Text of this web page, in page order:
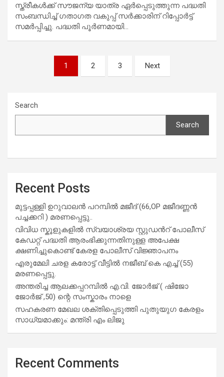
സ്ത്രീകൾക്ക് സൗജന്യ യാത്ര ഏർപ്പെടുത്തുന്ന പദ്ധതി
സംബന്ധിച്ച് ഗതാഗത വകുപ്പ് സർക്കാരിന് റിപ്പോർട്ട്
സമർപ്പിച്ചു. പദ്ധതി പൂർണമായി…
navigation
1 2 3 Next
Search
Search
Recent Posts
മുട്ടപ്പള്ളി ഉറുവാലൻ പറമ്പിൽ മജീദ് (66,OP മജീദണ്ണൻ
പച്ചക്കറി ) മരണപ്പെട്ടു..
വിവിധ സ്കൂളുകളില്‍ സ്വയാശ്രയ സ്റ്റുഡന്‍റ് പോലീസ്
കേഡറ്റ് പദ്ധതി ആരംഭിക്കുന്നതിനുള്ള അപേക്ഷ
ക്ഷണിച്ചുകൊണ്ട് കേരള പോലീസ് വിജ്ഞാപനം
എരുമേലി ചരള കരോട്ട് വീട്ടിൽ നജീബ് കെ എച്ച് (55)
മരണപ്പെട്ടു.
അന്തരിച്ച ആ​ല​ക്ക​പ്പ​റമ്പിൽ​ എ.​വി. ജോ​ർ​ജ് ( ഷിജോ
ജോർജ് ,50) ന്റെ സംസ്കാരം നാളെ
സഹകരണ മേഖല ശക്തിപ്പെടുത്തി പുതുയുഗ കേരളം
സാധ്യമാക്കും: മന്ത്രി എം ലിജു
Recent Comments